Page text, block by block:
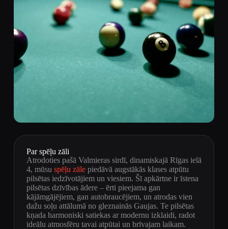
Par spēļu zāli
Atrodoties pašā Valmieras sirdī, dinamiskajā Rīgas ielā
4, mūsu spēļu zālepiedāvā augstākās klases atpūtu
pilsētas iedzīvotājiem un viesiem. Šī apkārtne ir īstena
pilsētas dzīvības ādere – ērti pieejama gan
kājāmgājējiem, gan autobraucējiem, un atrodas vien
dažu soļu attālumā no gleznainās Gaujas. Te pilsētas
kņada harmoniski satiekas ar modernu izklaidi, radot
ideālu atmosfēru tavai atpūtai un brīvajam laikam.